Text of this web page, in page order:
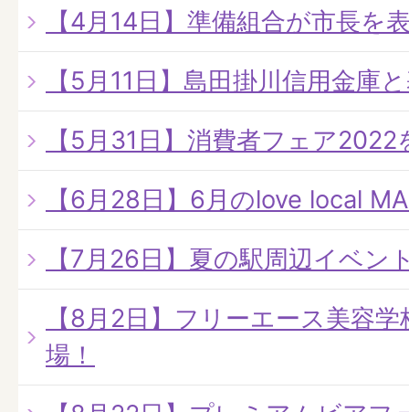
【4月14日】準備組合が市長を
【5月11日】島田掛川信用金庫
【5月31日】消費者フェア2022
【6月28日】6月のlove local
【7月26日】夏の駅周辺イベン
【8月2日】フリーエース美容
場！